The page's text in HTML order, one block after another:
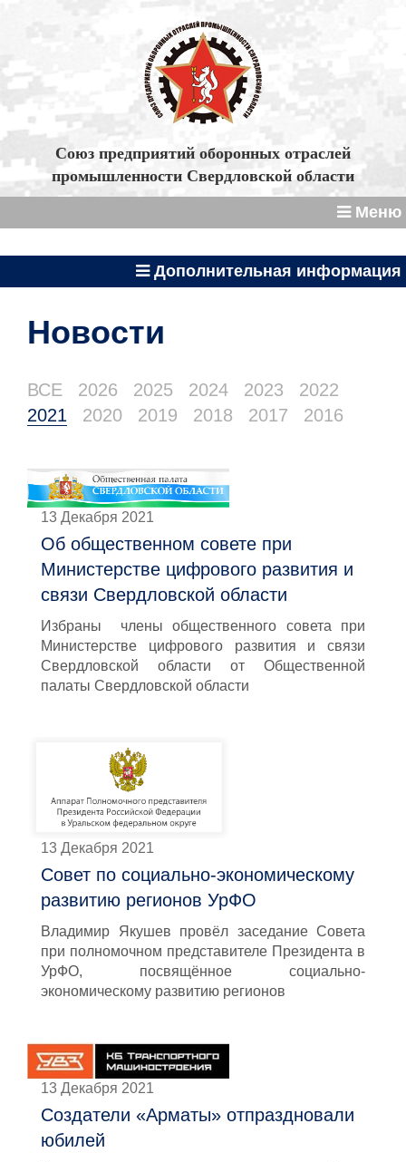
Союз предприятий оборонных отраслей
промышленности Свердловской области
Меню
Дополнительная информация
Новости
ВСЕ 2026 2025 2024 2023
2022
2021
2020 2019 2018 2017 2016
13 Декабря 2021
Об общественном совете при
Министерстве цифрового развития и
связи Свердловской области
Избраны члены общественного совета при
Министерстве цифрового развития и связи
Свердловской области от Общественной
палаты Свердловской области
13 Декабря 2021
Совет по социально-экономическому
развитию регионов УрФО
Владимир Якушев провёл заседание Совета
при полномочном представителе Президента в
УрФО, посвящённое социально-
экономическому развитию регионов
13 Декабря 2021
Создатели «Арматы» отпраздновали
юбилей